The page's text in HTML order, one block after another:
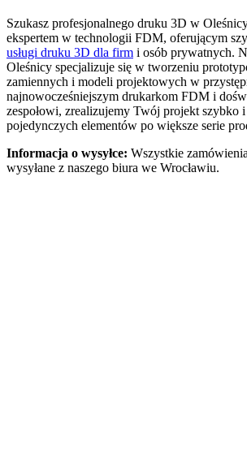
Szukasz profesjonalnego druku 3D w
ekspertem w technologii FDM, oferującym
usługi druku 3D dla firm i osób prywatnych.
Oleśnicy specjalizuje się w tworzeniu
zamiennych i modeli projektowych w
najnowocześniejszym drukarkom FDM i
zespołowi, zrealizujemy Twój projekt szybko i
pojedynczych elementów po większe serie
Informacja o wysyłce: Wszystkie
wysyłane z naszego biura we Wrocławiu.